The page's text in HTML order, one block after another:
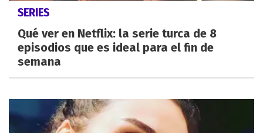
SERIES
Qué ver en Netflix: la serie turca de 8
episodios que es ideal para el fin de
semana